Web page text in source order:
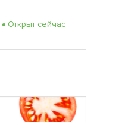
Открыт сейчас